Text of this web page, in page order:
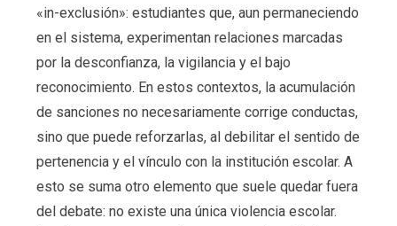
«in-exclusión»: estudiantes que, aun permaneciendo
en el sistema, experimentan relaciones marcadas
por la desconfianza, la vigilancia y el bajo
reconocimiento. En estos contextos, la acumulación
de sanciones no necesariamente corrige conductas,
sino que puede reforzarlas, al debilitar el sentido de
pertenencia y el vínculo con la institución escolar. A
esto se suma otro elemento que suele quedar fuera
del debate: no existe una única violencia escolar.